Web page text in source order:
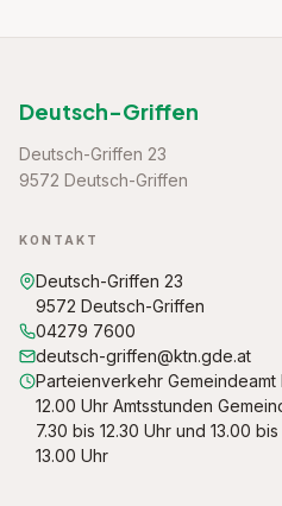
Deutsch-Griffen
Deutsch-Griffen 23
9572 Deutsch-Griffen
KONTAKT
Deutsch-Griffen 23
9572 Deutsch-Griffen
04279 7600
deutsch-griffen@ktn.gde.at
Parteienverkehr
12.00 Uhr Amtsstunden
7.30 bis 12.30 Uhr und 13.00
13.00 Uhr